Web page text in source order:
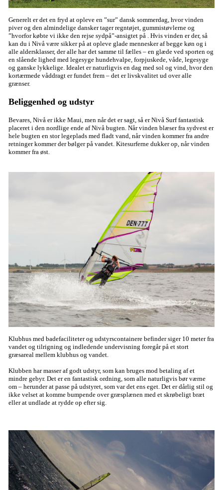
Generelt er det en fryd at opleve en ”sur” dansk sommerdag, hvor vinden
piver og den almindelige dansker tager regntøjet, gummistøvlerne og
”hvorfor købte vi ikke den rejse sydpå”-ansigtet på . Hvis vinden er der, så
kan du i Nivå være sikker på at opleve glade mennesker af begge køn og i
alle aldersklasser, der alle har det samme til fælles – en glæde ved sporten og
en slående lighed med legesyge hundehvalpe, forpjuskede, våde, legesyge
og ganske lykkelige. Idealet er naturligvis en dag med sol og vind, hvor den
kortærmede våddragt er fundet frem – det er livskvalitet ud over alle
grænser.
Beliggenhed og udstyr
Bevares, Nivå er ikke Maui, men når det er sagt, så er Nivå Surf fantastisk
placeret i den nordlige ende af Nivå bugten. Når vinden blæser fra sydvest er
hele bugten en stor legeplads med fladt vand, når vinden kommer fra andre
retninger kommer der bølger på vandet. Kitesurferne dukker op, når vinden
kommer fra øst.
Klubhus med badefaciliteter og udstyrscontainere befinder siger 10 meter fra
vandet og tilrigning og indledende undervisning foregår på et stort
græsareal mellem klubhus og vandet.
Klubben har masser af godt udstyr, som kan bruges mod betaling af et
mindre gebyr. Det er en fantastisk ordning, som alle naturligvis bør værne
om – herunder at passe på udstyret, som var det ens eget. Det er dårlig stil og
ikke velset at komme bumpende over græsplænen med et skrøbeligt bræt
eller at undlade at rydde op efter sig.